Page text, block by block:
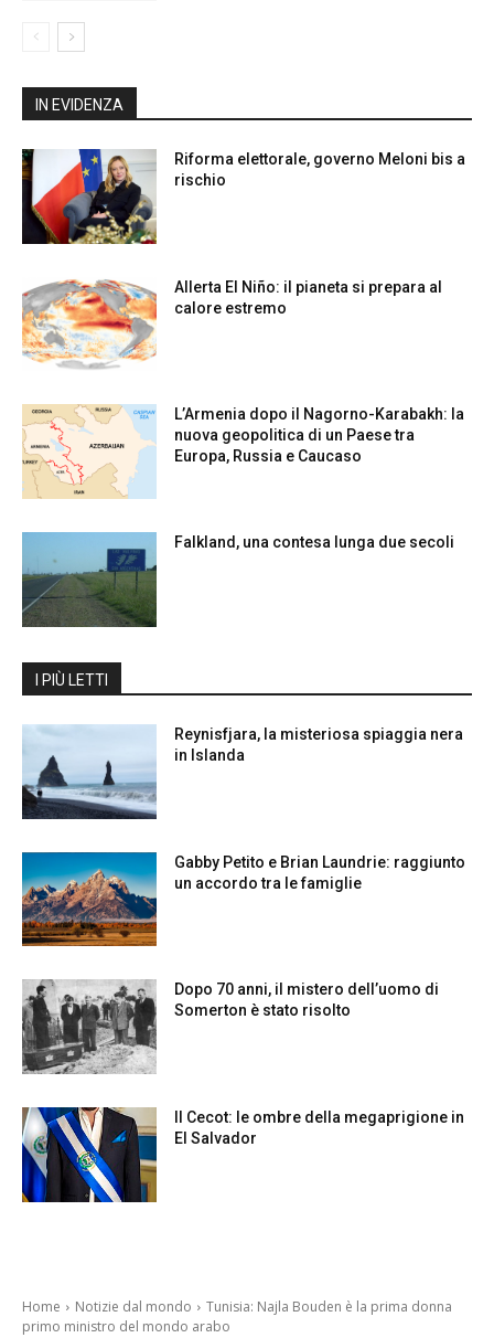
IN EVIDENZA
Riforma elettorale, governo Meloni bis a
rischio
Allerta El Niño: il pianeta si prepara al
calore estremo
L’Armenia dopo il Nagorno-Karabakh: la
nuova geopolitica di un Paese tra
Europa, Russia e Caucaso
Falkland, una contesa lunga due secoli
I PIÙ LETTI
Reynisfjara, la misteriosa spiaggia nera
in Islanda
Gabby Petito e Brian Laundrie: raggiunto
un accordo tra le famiglie
Dopo 70 anni, il mistero dell’uomo di
Somerton è stato risolto
Il Cecot: le ombre della megaprigione in
El Salvador